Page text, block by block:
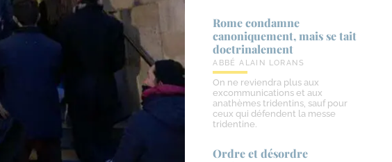
Rome condamne
canoniquement, mais se tait
doctrinalement
ABBÉ ALAIN LORANS
On ne reviendra plus aux
excommunications et aux
anathèmes tridentins, sauf pour
ceux qui défendent la messe
tridentine.
Ordre et désordre